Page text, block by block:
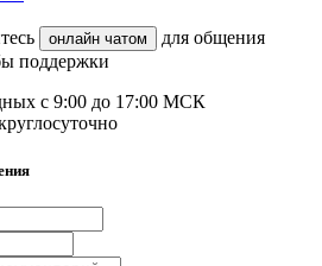
онлайн чатом
для общения
поддержки
с 9:00 до 17:00 МСК